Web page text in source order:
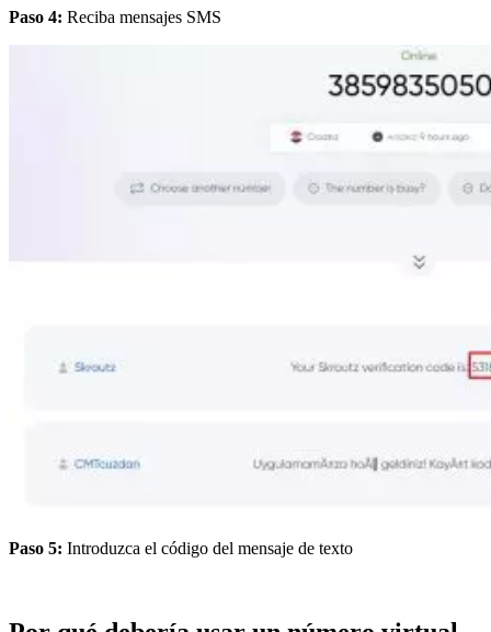
Paso 4: Reciba mensajes SMS
Paso 5: Introduzca el código del mensaje de texto